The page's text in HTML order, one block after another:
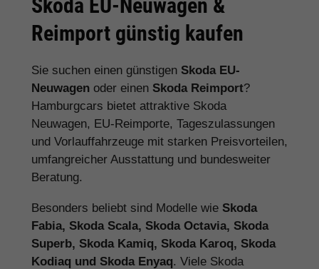
Skoda EU-Neuwagen &
Reimport günstig kaufen
Sie suchen einen günstigen Skoda EU-
Neuwagen oder einen Skoda Reimport?
Hamburgcars bietet attraktive Skoda
Neuwagen, EU-Reimporte, Tageszulassungen
und Vorlauffahrzeuge mit starken Preisvorteilen,
umfangreicher Ausstattung und bundesweiter
Beratung.
Besonders beliebt sind Modelle wie Skoda
Fabia, Skoda Scala, Skoda Octavia, Skoda
Superb, Skoda Kamiq, Skoda Karoq, Skoda
Kodiaq und Skoda Enyaq. Viele Skoda